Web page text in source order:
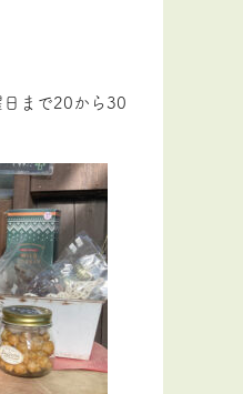
まで20から30